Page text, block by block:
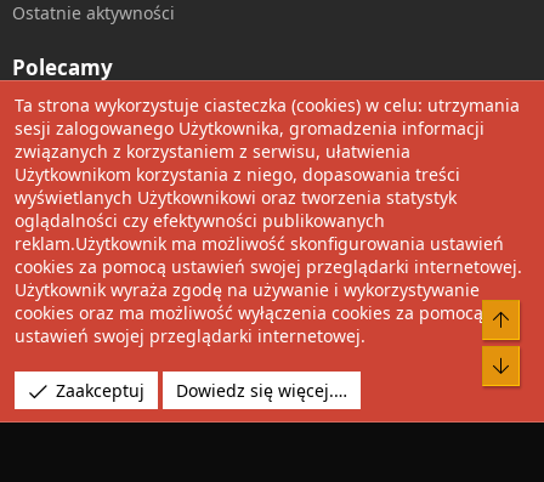
Ostatnie aktywności
Polecamy
Wolnościowe cytaty
Udostępnij
Facebook
TwitterRedditPinterest
TumblrWhatsApp
Umieść Link
Community platform by XenForo® © 2010-2022 XenForo Ltd.
Pixel Exit
Tłumaczenie wykonane przezXboxForum.pl
Media embeds
via s9e/MediaSites
Ta strona wykorzystuje ciasteczka (cookies) w celu: utrzymania
sesji zalogowanego Użytkownika, gromadzenia informacji
związanych z korzystaniem z serwisu, ułatwienia
Użytkownikom korzystania z niego, dopasowania treści
wyświetlanych Użytkownikowi oraz tworzenia statystyk
oglądalności czy efektywności publikowanych
reklam.Użytkownik ma możliwość skonfigurowania ustawień
cookies za pomocą ustawień swojej przeglądarki internetowej.
Użytkownik wyraża zgodę na używanie i wykorzystywanie
cookies oraz ma możliwość wyłączenia cookies za pomocą
ustawień swojej przeglądarki internetowej.
Zaakceptuj Dowiedz się więcej.…
Do